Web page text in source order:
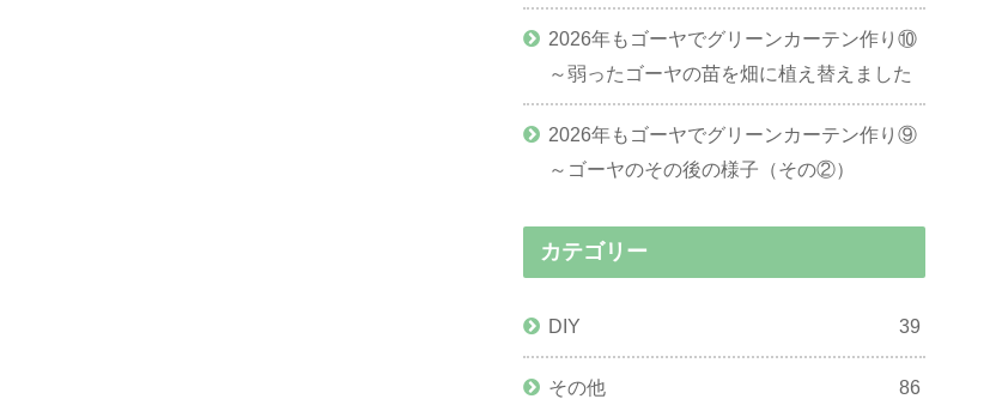
2026年もゴーヤでグリーンカーテン作り⑩
～弱ったゴーヤの苗を畑に植え替えました
2026年もゴーヤでグリーンカーテン作り⑨
～ゴーヤのその後の様子（その②）
カテゴリー
DIY 39
その他 86